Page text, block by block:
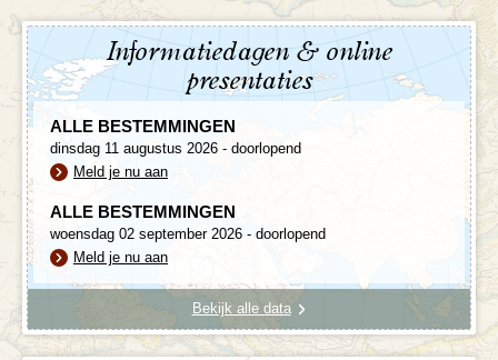
Informatiedagen & online
presentaties
ALLE BESTEMMINGEN
dinsdag 11 augustus 2026 - doorlopend
Meld je nu aan
ALLE BESTEMMINGEN
woensdag 02 september 2026 - doorlopend
Meld je nu aan
Bekijk alle data